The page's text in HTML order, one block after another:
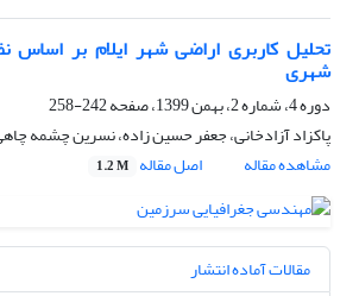
تحلیل کاربری اراضی شهر ایلام بر
شهری
دوره 4، شماره 2، بهمن 1399، صفحه
242-258
پاکزاد آزادخانی، جعفر حسین زاده، نسرین چشمه
مشاهده مقاله
اصل مقاله 1.2 M
مقالات آماده انتشار